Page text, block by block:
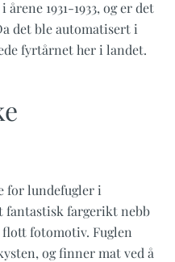
1931-1933, og er det
det ble automatisert i
fyrtårnet her i landet.
for lundefugler i
fantastisk fargerikt nebb
flott fotomotiv. Fuglen
og finner mat ved å